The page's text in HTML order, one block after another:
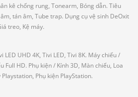
kê chống rung, Tonearm, Bóng dẫn. Tiêu
tán âm, Tube trap. Dụng cụ vệ sinh DeOxit
treo, Kệ máy.
LED UHD 4K, Tivi LED, Tivi 8K. Máy chiếu/
Full HD. Phụ kiện/ Kính 3D, Màn chiếu, Loa
Playstation, Phụ kiện PlayStation.